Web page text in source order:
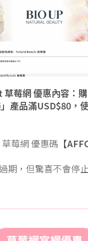
莓網 優惠內容：
產品滿USD$80，
莓網 優惠碼 【
期，但驚喜不會停